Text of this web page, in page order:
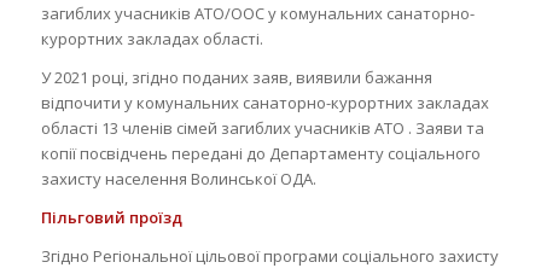
загиблих учасників АТО/ООС у комунальних санаторно-
курортних закладах області.
У 2021 році, згідно поданих заяв, виявили бажання
відпочити у комунальних санаторно-курортних закладах
області 13 членів сімей загиблих учасників АТО . Заяви та
копії посвідчень передані до Департаменту соціального
захисту населення Волинської ОДА.
Пільговий проїзд
Згідно Регіональної цільової програми соціального захисту